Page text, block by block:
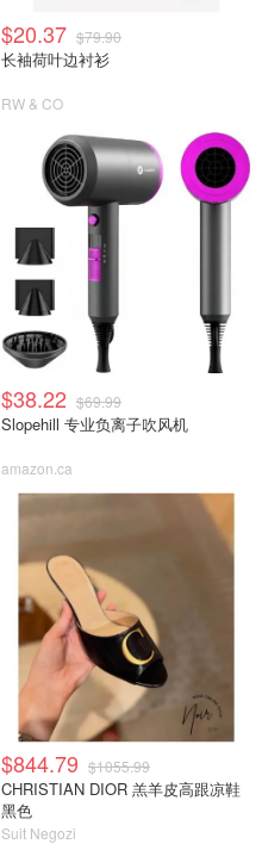
$20.37 $79.90
长袖荷叶边衬衫
RW & CO
$38.22 $69.99
Slopehill 专业负离子吹风机
amazon.ca
$844.79 $1055.99
CHRISTIAN DIOR 羔羊皮高跟凉鞋
黑色
Suit Negozi